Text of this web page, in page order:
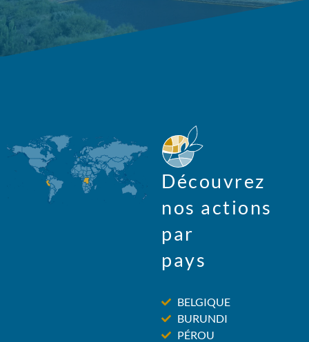
Découvrez
nos actions
par
pays
BELGIQUE
BURUNDI
PÉROU